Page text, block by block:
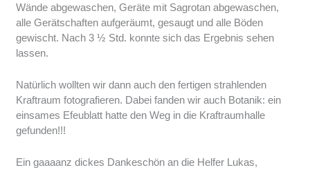
Wände abgewaschen, Geräte mit Sagrotan abgewaschen,
alle Gerätschaften aufgeräumt, gesaugt und alle Böden
gewischt. Nach 3 ½ Std. konnte sich das Ergebnis sehen
lassen.
Natürlich wollten wir dann auch den fertigen strahlenden
Kraftraum fotografieren. Dabei fanden wir auch Botanik: ein
einsames Efeublatt hatte den Weg in die Kraftraumhalle
gefunden!!!
Ein gaaaanz dickes Dankeschön an die Helfer Lukas,